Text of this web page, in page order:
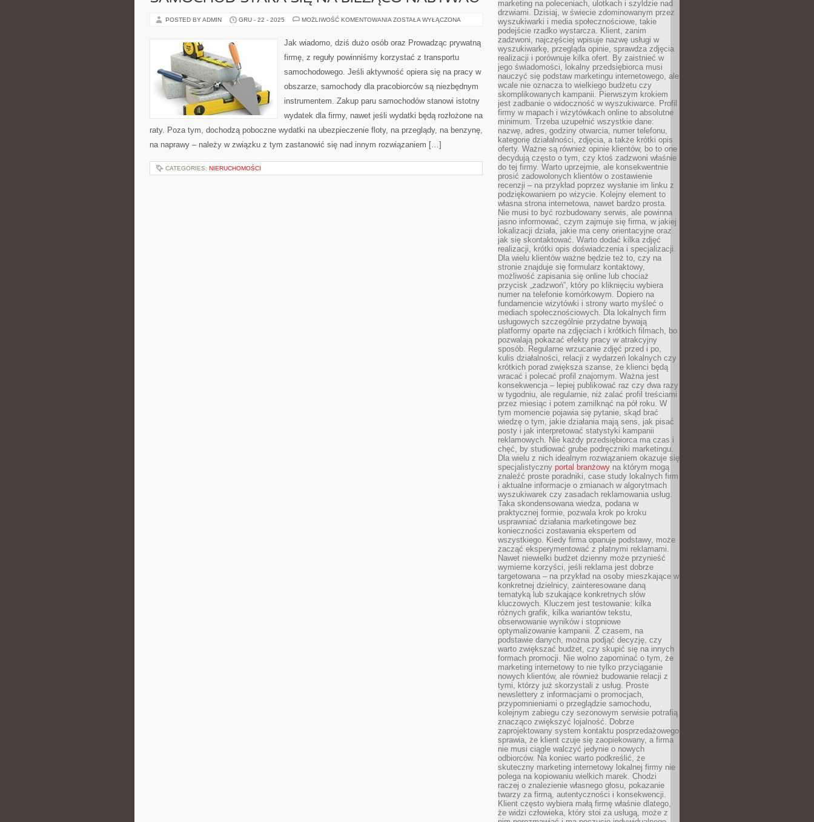
POSTED BY ADMIN GRU - 22 - 2025 MOŻLIWOŚĆ KOMENTOWANIA Z
NAS,
MA
STARA
NA
NABYWAĆ
ZOSTAŁA WYŁĄCZONA
Jak wiadomo, dziś dużo osób oraz Prowadząc prywatną
firmę, z reguły powinniśmy korzystać z transportu
samochodowego. Jeśli aktywność opiera się na pracy w
obszarze, samochody dla pracobiorców są niezbędnym
instrumentem. Zakup paru samochodów stanowi istotny
wydatek dla firmy, nawet jeśli wydatki będą rozłożone na
raty. Poza tym, dochodzą poboczne wydatki na ubezpieczenie floty, na przeglądy, na benzynę,
na naprawy – należy w związku z tym zastanowić się nad innym rozwiązaniem […]
CATEGORIES: NIERUCHOMOŚCI
marketing na poleceniach, ulotkach i szyldzie nad
drzwiami. Dzisiaj, w świecie zdominowanym przez
wyszukiwarki i media społecznościowe, takie
podejście rzadko wystarcza. Klient, zanim
zadzwoni, najczęściej wpisuje nazwę usługi w
wyszukiwarkę, przegląda opinie, sprawdza zdjęcia
realizacji i porównuje kilka ofert. By zaistnieć w
jego świadomości, lokalny przedsiębiorca musi
nauczyć się podstaw marketingu internetowego, ale
wcale nie oznacza to wielkiego budżetu czy
skomplikowanych kampanii. Pierwszym krokiem
jest zadbanie o widoczność w wyszukiwarce. Profil
firmy w mapach i wizytówkach online to absolutne
minimum. Trzeba uzupełnić wszystkie dane:
nazwę, adres, godziny otwarcia, numer telefonu,
kategorię działalności, zdjęcia, a także krótki opis
oferty. Ważne są również opinie klientów, bo to one
decydują często o tym, czy ktoś zadzwoni właśnie
do tej firmy. Warto uprzejmie, ale konsekwentnie
prosić zadowolonych klientów o zostawienie
recenzji – na przykład poprzez wysłanie im linku z
podziękowaniem po wizycie. Kolejny element to
własna strona internetowa, nawet bardzo prosta.
Nie musi to być rozbudowany serwis, ale powinna
jasno informować, czym zajmuje się firma, w jakiej
lokalizacji działa, jakie ma ceny orientacyjne oraz
jak się skontaktować. Warto dodać kilka zdjęć
realizacji, krótki opis doświadczenia i specjalizacji.
Dla wielu klientów ważne będzie też to, czy na
stronie znajduje się formularz kontaktowy,
możliwość zapisania się online lub chociaż
przycisk „zadzwoń”, który po kliknięciu wybiera
numer na telefonie komórkowym. Dopiero na
fundamencie wizytówki i strony warto myśleć o
mediach społecznościowych. Dla lokalnych firm
usługowych szczególnie przydatne bywają
platformy oparte na zdjęciach i krótkich filmach, bo
pozwalają pokazać efekty pracy w atrakcyjny
sposób. Regularne wrzucanie zdjęć przed i po,
kulis działalności, relacji z wydarzeń lokalnych czy
krótkich porad zwiększa szanse, że klienci będą
wracać i polecać profil znajomym. Ważna jest
konsekwencja – lepiej publikować raz czy dwa razy
w tygodniu, ale regularnie, niż zalać profil treściami
przez miesiąc i potem zamilknąć na pół roku. W
tym momencie pojawia się pytanie, skąd brać
wiedzę o tym, jakie działania mają sens, jak pisać
posty i jak interpretować statystyki kampanii
reklamowych. Nie każdy przedsiębiorca ma czas i
chęć, by studiować grube podręczniki marketingu.
Dla wielu z nich idealnym rozwiązaniem okazuje się
specjalistyczny portal branżowy na którym mogą
znaleźć proste poradniki, case study lokalnych firm
i aktualne informacje o zmianach w algorytmach
wyszukiwarek czy zasadach reklamowania usług.
Taka skondensowana wiedza, podana w
praktycznej formie, pozwala krok po kroku
usprawniać działania marketingowe bez
konieczności zostawania ekspertem od
wszystkiego. Kiedy firma opanuje podstawy, może
zacząć eksperymentować z płatnymi reklamami.
Nawet niewielki budżet dzienny może przynieść
wymierne korzyści, jeśli reklama jest dobrze
targetowana – na przykład na osoby mieszkające w
konkretnej dzielnicy, zainteresowane daną
tematyką lub szukające konkretnych słów
kluczowych. Kluczem jest testowanie: kilka
różnych grafik, kilka wariantów tekstu,
obserwowanie wyników i stopniowe
optymalizowanie kampanii. Z czasem, na
podstawie danych, można podjąć decyzję, czy
warto zwiększać budżet, czy skupić się na innych
formach promocji. Nie wolno zapominać o tym, że
marketing internetowy to nie tylko przyciąganie
nowych klientów, ale również budowanie relacji z
tymi, którzy już skorzystali z usług. Proste
newslettery z informacjami o promocjach,
przypomnieniami o przeglądzie samochodu,
kolejnym zabiegu czy sezonowym serwisie potrafią
znacząco zwiększyć lojalność. Dobrze
zaprojektowany system kontaktu posprzedażowego
sprawia, że klient czuje się zaopiekowany, a firma
nie musi ciągle walczyć jedynie o nowych
odbiorców. Na koniec warto podkreślić, że
skuteczny marketing internetowy lokalnej firmy nie
polega na kopiowaniu wielkich marek. Chodzi
raczej o znalezienie własnego głosu, pokazanie
twarzy za firmą, autentyczności i konsekwencji.
Klient często wybiera małą firmę właśnie dlatego,
że widzi człowieka, który stoi za usługą, może z